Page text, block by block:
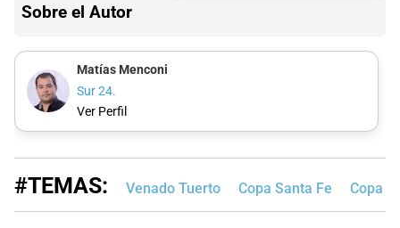
Sobre el Autor
Matías Menconi
Sur 24.
Ver Perfil
#TEMAS: Venado Tuerto Copa Santa Fe Copa